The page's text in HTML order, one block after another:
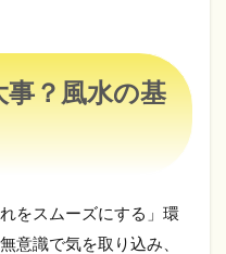
？風水の基
をスムーズにする」環
意識で気を取り込み、